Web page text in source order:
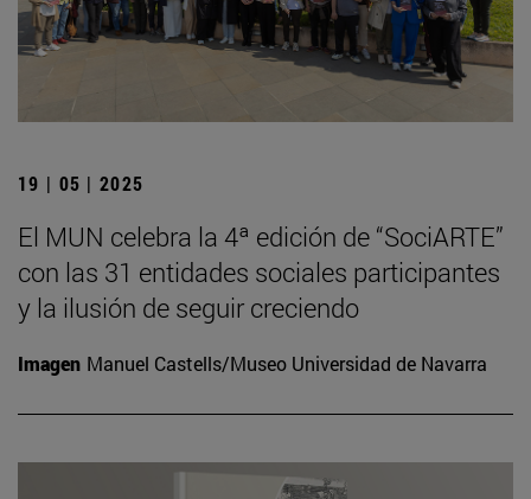
19 | 05 | 2025
El MUN celebra la 4ª edición de “SociARTE”
con las 31 entidades sociales participantes
y la ilusión de seguir creciendo
Imagen Manuel Castells/Museo Universidad de Navarra